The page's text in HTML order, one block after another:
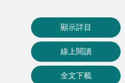
顯示詳目
線上閱讀
全文下載